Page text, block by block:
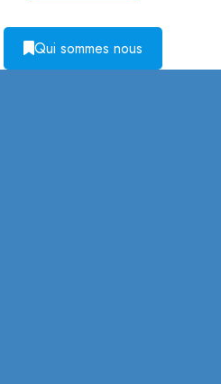
Qui sommes nous